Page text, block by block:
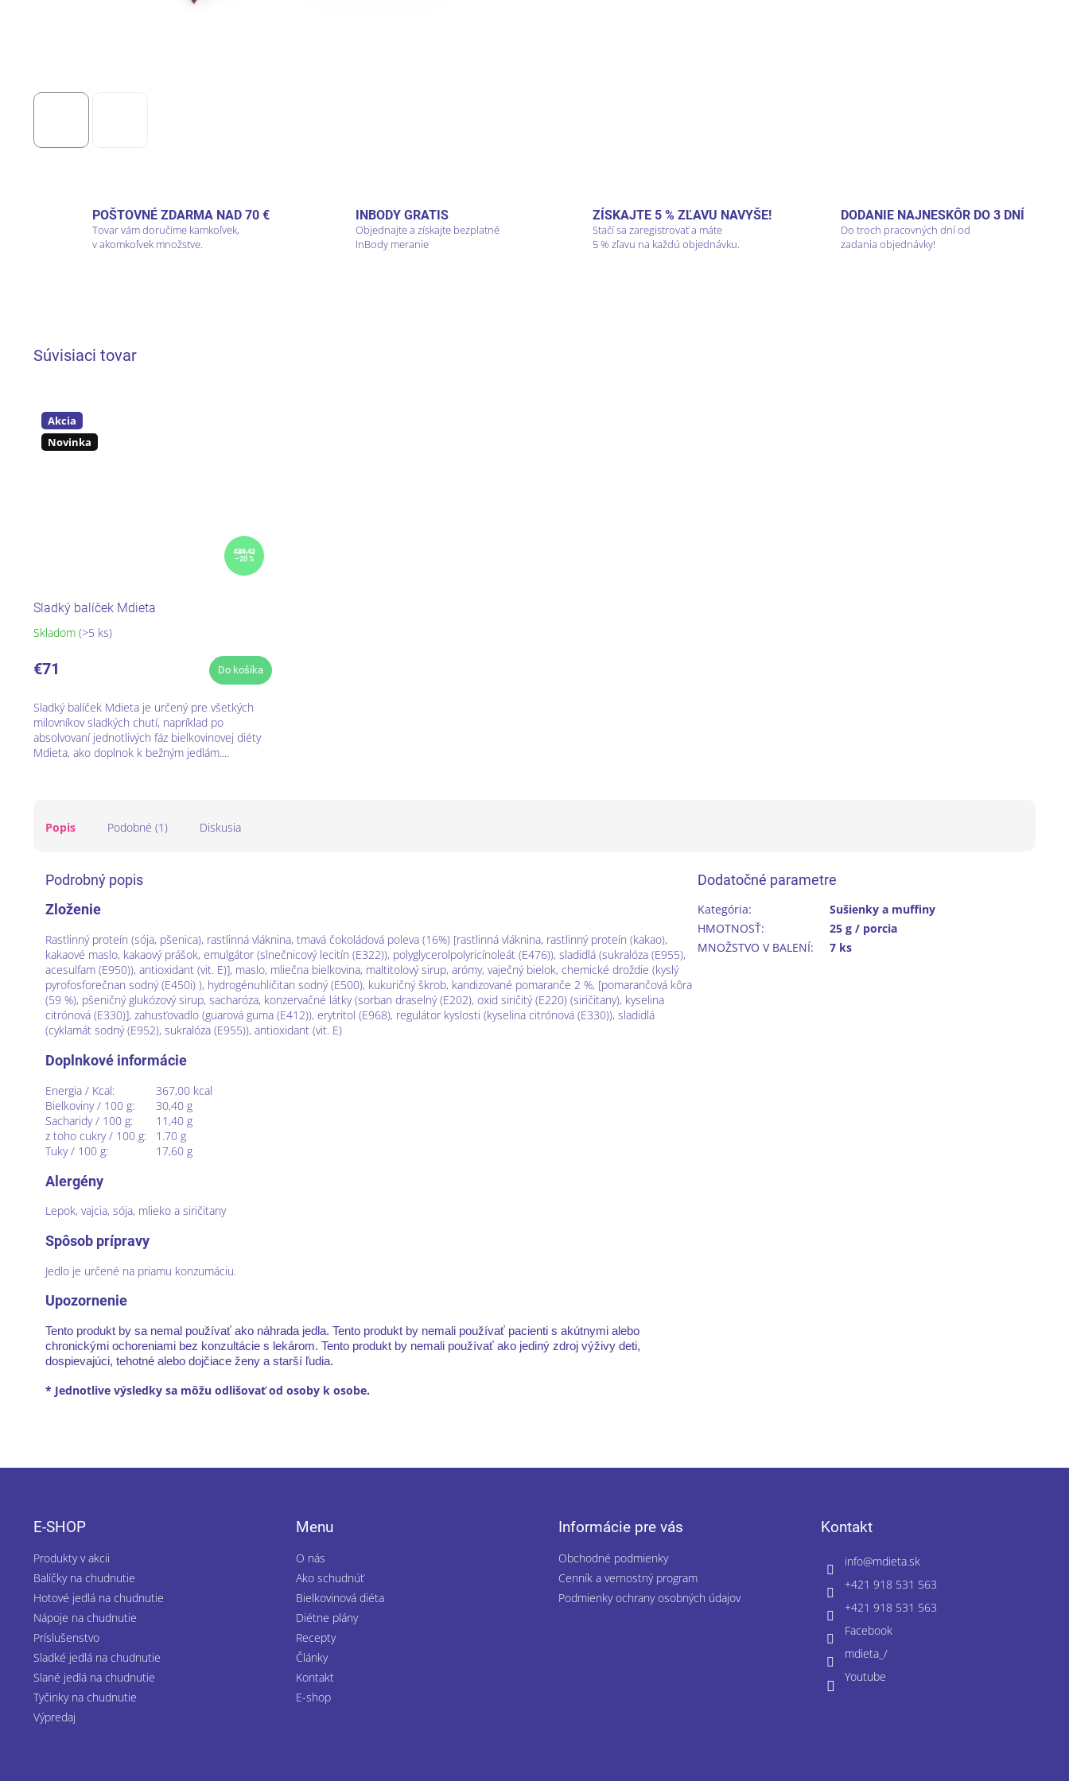
POŠTOVNÉ ZDARMA NAD 70 €
Tovar vám doručíme kamkoľvek,
v akomkoľvek množstve.
INBODY GRATIS
Objednajte a získajte bezplatné
InBody meranie
ZÍSKAJTE 5 % ZĽAVU NAVYŠE!
Stačí sa zaregistrovať a máte
5 % zľavu na každú objednávku.
DODANIE NAJNESKÔR DO 3 DNÍ
Do troch pracovných dní od
zadania objednávky!
Súvisiaci tovar
Akcia
Novinka
€89,42
–20 %
Sladký balíček Mdieta
produktu
z
5
hviezdičiek.
Skladom (>5 ks)
€71 Do košíka
Sladký balíček Mdieta je určený pre všetkých
milovníkov sladkých chutí, napríklad po
absolvovaní jednotlivých fáz bielkovinovej diéty
Mdieta, ako doplnok k bežným jedlám....
Popis Podobné (1) Diskusia
Podrobný popis
Zloženie
Rastlinný proteín (sója, pšenica), rastlinná vláknina, tmavá čokoládová poleva (16%) [rastlinná vláknina, rastlinný proteín (kakao),
kakaové maslo, kakaový prášok, emulgátor (slnečnicový lecitín (E322)), polyglycerolpolyricínoleát (E476)), sladidlá (sukralóza (E955),
acesulfam (E950)), antioxidant (vit. E)], maslo, mliečna bielkovina, maltitolový sirup, arómy, vaječný bielok, chemické droždie (kyslý
pyrofosforečnan sodný (E450i) ), hydrogénuhličitan sodný (E500), kukuričný škrob, kandizované pomaranče 2 %, [pomarančová kôra
(59 %), pšeničný glukózový sirup, sacharóza, konzervačné látky (sorban draselný (E202), oxid siričitý (E220) (siričitany), kyselina
citrónová (E330)], zahusťovadlo (guarová guma (E412)), erytritol (E968), regulátor kyslosti (kyselina citrónová (E330)), sladidlá
(cyklamát sodný (E952), sukralóza (E955)), antioxidant (vit. E)
Doplnkové informácie
Energia / Kcal:
367,00 kcal
Bielkoviny / 100 g:
30,40 g
Sacharidy / 100 g:
11,40 g
z toho cukry / 100 g:
1.70 g
Tuky / 100 g:
17,60 g
Alergény
Lepok, vajcia, sója, mlieko a siričitany
Spôsob prípravy
Jedlo je určené na priamu konzumáciu.
Upozornenie
Tento produkt by sa nemal používať ako náhrada jedla. Tento produkt by nemali používať pacienti s akútnymi alebo
chronickými ochoreniami bez konzultácie s lekárom. Tento produkt by nemali používať ako jediný zdroj výživy deti,
dospievajúci, tehotné alebo dojčiace ženy a starší ľudia.
* Jednotlive výsledky sa môžu odlišovať od osoby k osobe.
Dodatočné parametre
Kategória:
Sušienky a muffiny
HMOTNOSŤ:
25 g / porcia
MNOŽSTVO V BALENÍ: 7 ks
E-SHOP
Produkty v akcii
Balíčky na chudnutie
Hotové jedlá na chudnutie
Nápoje na chudnutie
Príslušenstvo
Sladké jedlá na chudnutie
Slané jedlá na chudnutie
Tyčinky na chudnutie
Výpredaj
Menu
O nás
Ako schudnúť
Bielkovinová diéta
Diétne plány
Recepty
Články
Kontakt
E-shop
Informácie pre vás
Obchodné podmienky
Cenník a vernostný program
Podmienky ochrany osobných údajov
Kontakt
info@mdieta.sk
+421 918 531 563
+421 918 531 563
Facebook
mdieta_/
Youtube